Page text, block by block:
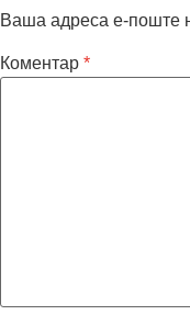
Ваша адреса е-поште
Коментар *